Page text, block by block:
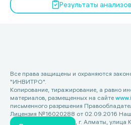
Результаты анализов
Все права защищены и охраняются
"ИНВИТРО".
Копирование, тиражирование, а равно
материалов, размещенных на сайте
письменного разрешения
Лицензия №16020288 от 02.09.2016
Республика Казахстан, г. Алматы,